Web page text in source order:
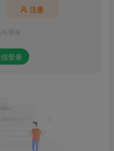
注册
登录
登录